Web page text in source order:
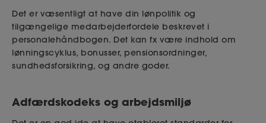
Det er væsentligt at have din lønpolitik og
tilgængelige medarbejderfordele beskrevet i
personalehåndbogen. Det kan fx være indhold om
lønningscyklus, bonusser, pensionsordninger,
sundhedsforsikring, og andre goder.
Adfærdskodeks og arbejdsmiljø